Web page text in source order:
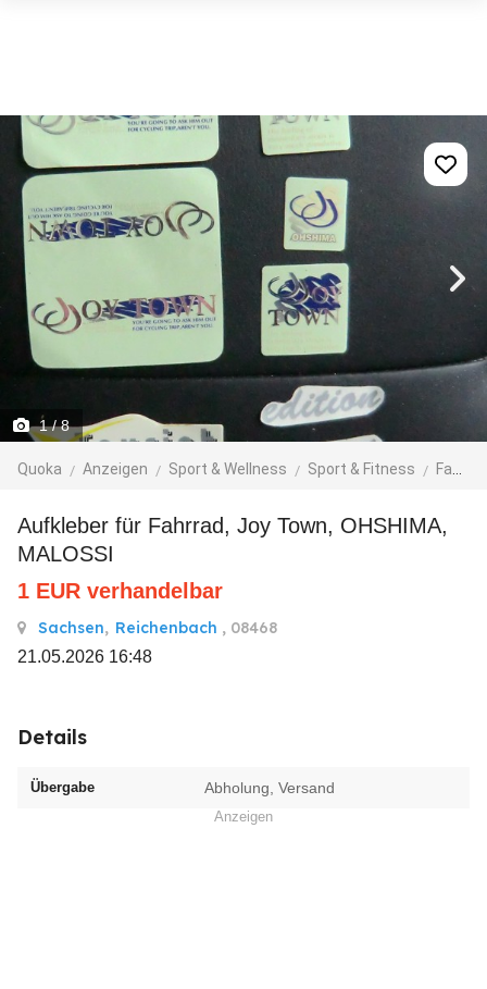
1/ 8
Quoka Anzeigen Sport & Wellness Sport & Fitness Fahrräder
Aufkleber für Fahrrad, Joy Town, OHSHIMA,
MALOSSI
1 EUR verhandelbar
Sachsen, Reichenbach , 08468
21.05.2026 16:48
Details
Übergabe Abholung, Versand
Anzeigen